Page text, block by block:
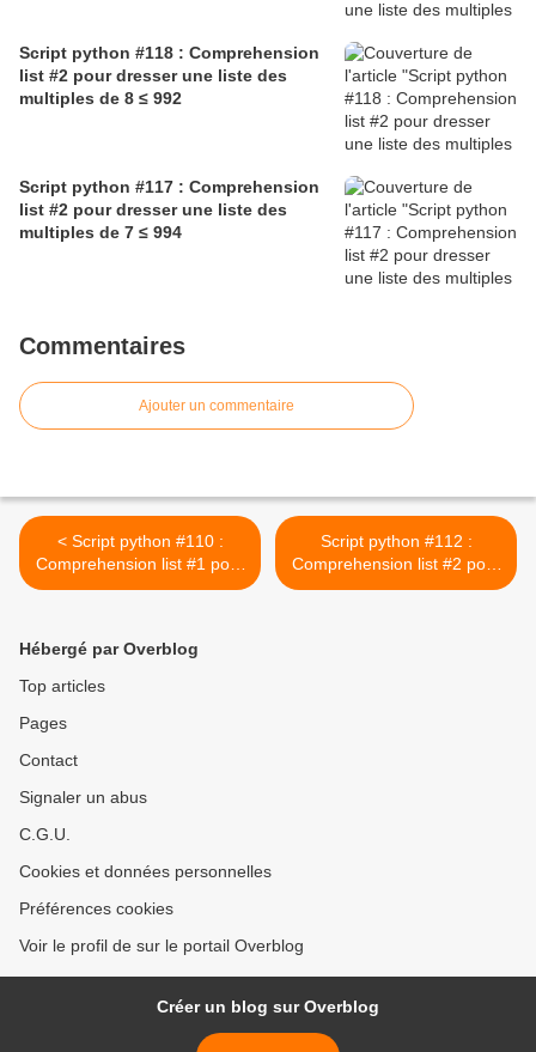
Script python #118 : Comprehension
list #2 pour dresser une liste des
multiples de 8 ≤ 992
Script python #117 : Comprehension
list #2 pour dresser une liste des
multiples de 7 ≤ 994
Commentaires
Ajouter un commentaire
< Script python #110 :
Comprehension list #1 pour
dresser une liste des
Script python #112 :
Comprehension list #2 pour
dresser une liste des
Hébergé par Overblog
Top articles
Pages
Contact
Signaler un abus
C.G.U.
Cookies et données personnelles
Préférences cookies
Voir le profil de sur le portail Overblog
Créer un blog sur Overblog